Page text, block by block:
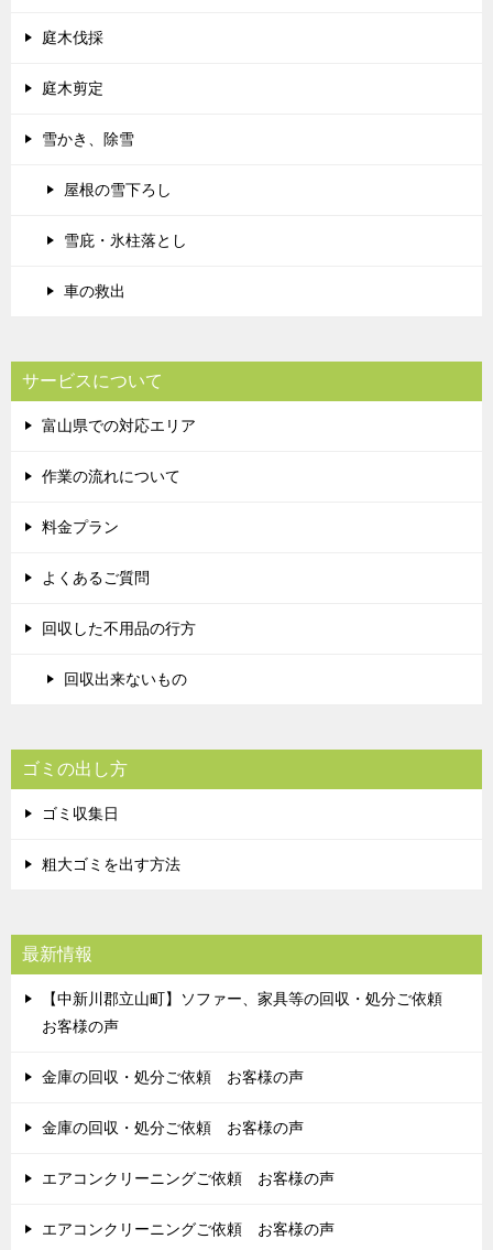
庭木伐採
庭木剪定
雪かき、除雪
屋根の雪下ろし
雪庇・氷柱落とし
車の救出
サービスについて
富山県での対応エリア
作業の流れについて
料金プラン
よくあるご質問
回収した不用品の行方
回収出来ないもの
ゴミの出し方
ゴミ収集日
粗大ゴミを出す方法
最新情報
【中新川郡立山町】ソファー、家具等の回収・処分ご依頼
お客様の声
金庫の回収・処分ご依頼 お客様の声
金庫の回収・処分ご依頼 お客様の声
エアコンクリーニングご依頼 お客様の声
エアコンクリーニングご依頼 お客様の声